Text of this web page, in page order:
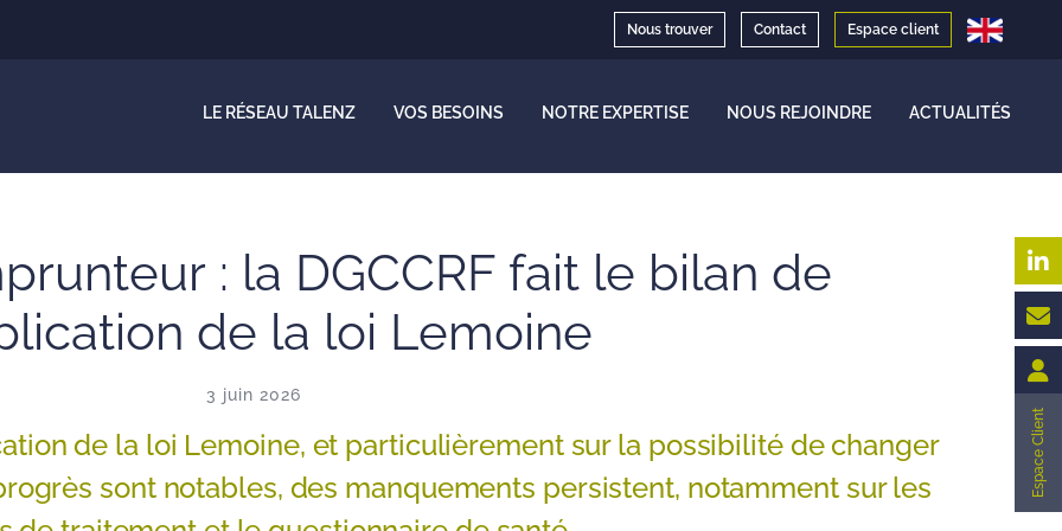
Nous trouver Contact Espace client
LE RÉSEAU TALENZ VOS BESOINS NOTRE EXPERTISE NOUS REJOINDRE ACTUALITÉS
: la DGCCRF fait le bilan de
de la loi Lemoine
3 juin 2026
de la loi Lemoine, et particulièrement sur la possibilité de changer
sont notables, des manquements persistent, notamment sur les
Espace Client